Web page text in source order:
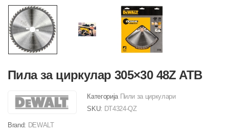
Пила за циркулар 305×30 48Z ATB
Категорија Пили за циркулари
SKU: DT4324-QZ
Brand: DEWALT